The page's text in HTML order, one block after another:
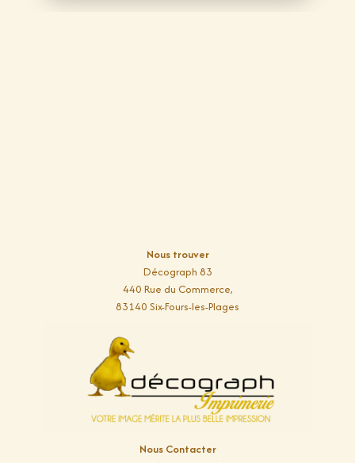
Nous trouver
Décograph 83
440 Rue du Commerce,
83140 Six-Fours-les-Plages
Nous Contacter